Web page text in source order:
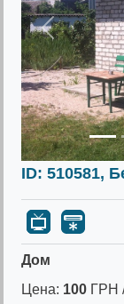
ID: 510581,
Дом
Цена: 100 ГРН